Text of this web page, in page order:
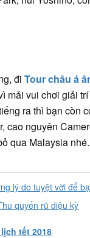
đi Tour châu á
mải vui chơi giải
ra thì bạn còn
cao nguyên
qua Malaysia nhé.
lý do tuyệt vời để
quyến rũ diệu kỳ
tết 2018